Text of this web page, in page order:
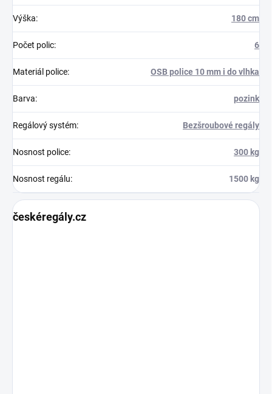
Výška: 180 cm
Počet polic: 6
Materiál police: OSB police 10 mm i do vlhka
Barva: pozink
Regálový systém: Bezšroubové regály
Nosnost police: 300 kg
Nosnost regálu: 1500 kg
českéregály.cz